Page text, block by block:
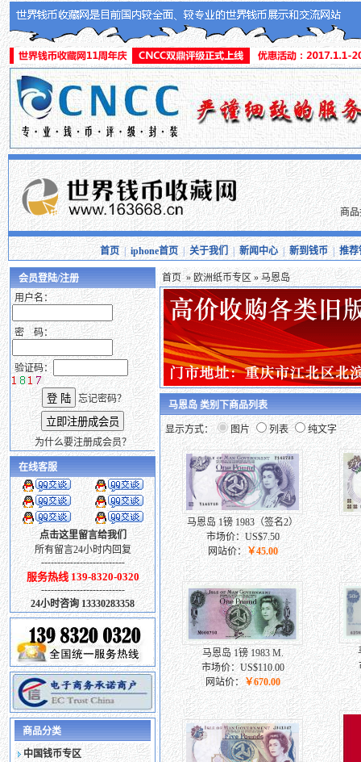
商
首页|iphone首页|关于我们 |新闻中心| 新到钱币|推荐
会员登陆/注册
用户名：
密 码：
验证码：
忘记密码？
为什么要注册成会员？
在线客服
点击这里留言给我们
所有留言24小时内回复
--------------------------
服务热线 139-8320-0320
--------------------------
24小时咨询 13330283358
商品分类
中国钱币专区
首页»欧洲纸币专区» 马恩岛
马恩岛 类别下商品列表
显示方式： 图片 列表 纯文字
马恩岛 1镑 1983（签名2）
市场价：US$7.50
网站价：￥45.00
马恩岛 1镑 1983 M.
市场价：US$110.00
网站价：￥670.00